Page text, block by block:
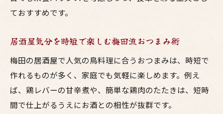
ておすすめです。
居酒屋気分を時短で楽しむ梅田流おつまみ術
梅田の居酒屋で人気の鳥料理に合うおつまみは、時短で
作れるものが多く、家庭でも気軽に楽しめます。例え
ば、鶏レバーの甘辛煮や、簡単な鶏肉のたたきは、短時
間で仕上がるうえにお酒との相性が抜群です。